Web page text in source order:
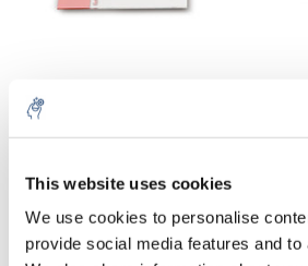
This website uses cookies
We use cookies to personalise
provide social media features and
Aantal Product
100 Stuks